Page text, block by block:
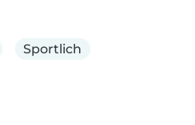
Sportlich